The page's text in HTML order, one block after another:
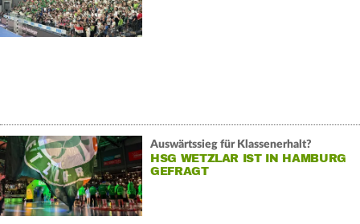
Auswärtssieg für Klassenerhalt?
HSG WETZLAR IST IN HAMBURG
GEFRAGT